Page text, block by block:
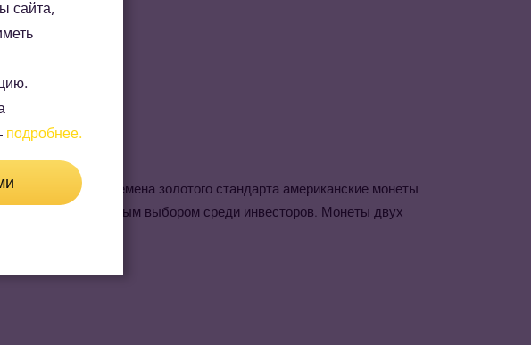
Mint). Во времена золотого стандарта американские монеты
популярным выбором среди инвесторов. Монеты двух
складе.
сайта,
подробнее.